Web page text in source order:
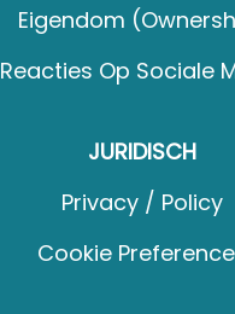
Eigendom
Reacties Op Sociale
JURIDISCH
Privacy / Policy
Cookie